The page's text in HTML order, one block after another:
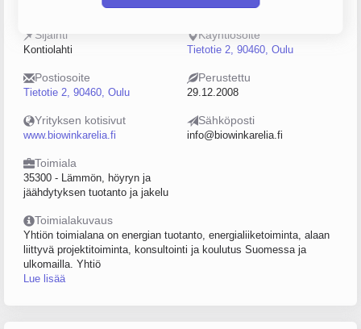
040-3015056
Sijainti
Kontiolahti
Käyntiosoite
Tietotie 2, 90460, Oulu
Postiosoite
Tietotie 2, 90460, Oulu
Perustettu
29.12.2008
Yrityksen kotisivut
www.biowinkarelia.fi
Sähköposti
info@biowinkarelia.fi
Toimiala
35300 - Lämmön, höyryn ja
jäähdytyksen tuotanto ja jakelu
Toimialakuvaus
Yhtiön toimialana on energian tuotanto, energialiiketoiminta, alaan
liittyvä projektitoiminta, konsultointi ja koulutus Suomessa ja
ulkomailla. Yhtiö
Lue lisää